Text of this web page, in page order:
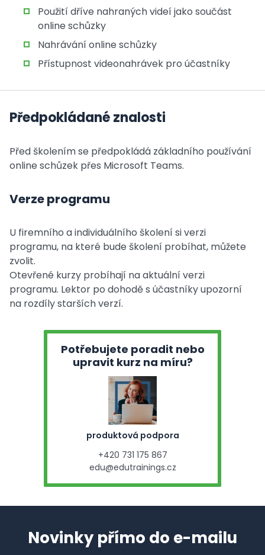
Použití dříve nahraných videí jako součást
online schůzky
Nahrávání online schůzky
Přístupnost videonahrávek pro účastníky
Předpokládané znalosti
Před školením se předpokládá základního používání
online schůzek přes Microsoft Teams.
Verze programu
U firemního a individuálního školení si verzi
programu, na které bude školení probíhat, můžete
zvolit.
Otevřené kurzy probíhají na aktuální verzi
programu. Lektor po dohodě s účastníky upozorní
na rozdíly starších verzí.
Potřebujete poradit nebo
upravit kurz na míru?
produktová podpora
+420 731 175 867
edu@edutrainings.cz
Novinky přímo do e-mailu